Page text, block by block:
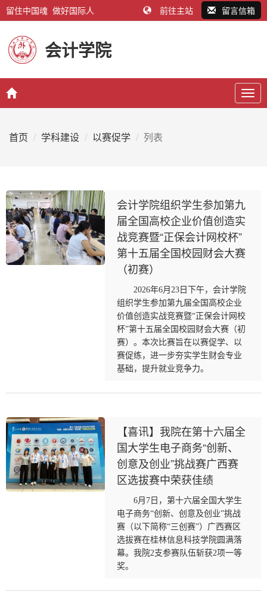
留住中国魂 做好国际人 前往主站 留言信箱
会计学院
首页 学科建设 以赛促学 列表
会计学院组织学生参加第九
届全国高校企业价值创造实
战竞赛暨“正保会计网校杯”
第十五届全国校园财会大赛
（初赛）
2026年6月23日下午，会计学院
组织学生参加第九届全国高校企业
价值创造实战竞赛暨“正保会计网校
杯”第十五届全国校园财会大赛（初
赛）。本次比赛旨在以赛促学、以
赛促练，进一步夯实学生财会专业
基础，提升就业竞争力。
【喜讯】我院在第十六届全
国大学生电子商务“创新、
创意及创业”挑战赛广西赛
区选拔赛中荣获佳绩
6月7日，第十六届全国大学生
电子商务“创新、创意及创业”挑战
赛（以下简称“三创赛”）广西赛区
选拔赛在桂林信息科技学院圆满落
幕。我院2支参赛队伍斩获2项一等
奖。